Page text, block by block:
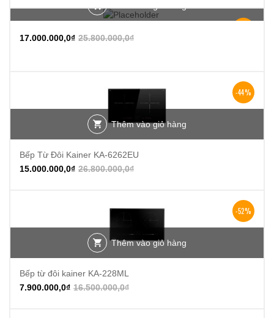
25.800.000,0₫
17.000.000,0₫
-44%
Thêm vào giỏ hàng
Bếp Từ Đôi Kainer KA-6262EU
26.800.000,0₫
15.000.000,0₫
-52%
Thêm vào giỏ hàng
Bếp từ đôi kainer KA-228ML
16.500.000,0₫
7.900.000,0₫